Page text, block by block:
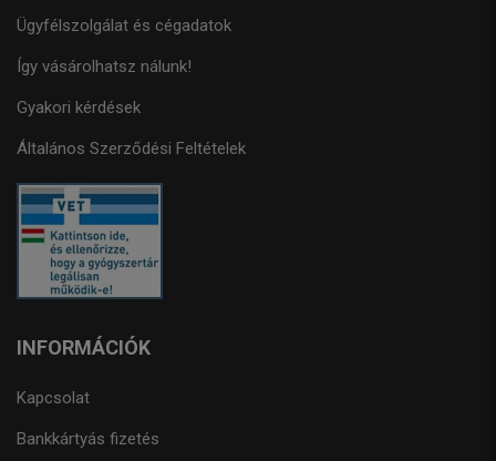
Ügyfélszolgálat és cégadatok
Így vásárolhatsz nálunk!
Gyakori kérdések
Általános Szerződési Feltételek
INFORMÁCIÓK
Kapcsolat
Bankkártyás fizetés